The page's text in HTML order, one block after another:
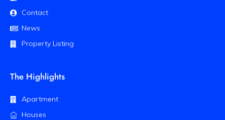
Contact
News
Property Listing
The Highlights
Apartment
Houses